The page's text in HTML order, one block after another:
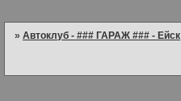
»Автоклуб - ### ГАРАЖ ### - Ейск